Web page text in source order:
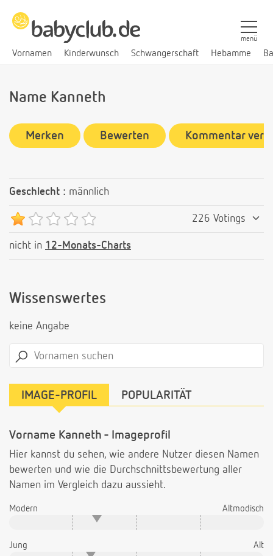
Vornamen Kinderwunsch Schwangerschaft Hebamme
menü
Name Kanneth
Merken Bewerten Kommentar
Geschlecht : männlich
226 Votings
nicht in 12-Monats-Charts
Wissenswertes
keine Angabe
IMAGE-PROFIL POPULARITÄT
Vorname Kanneth - Imageprofil
Hier kannst du sehen, wie andere Nutzer diesen Namen
bewerten und wie die Durchschnittsbewertung aller
Namen im Vergleich dazu aussieht.
Modern Altmodisch
Jung Alt